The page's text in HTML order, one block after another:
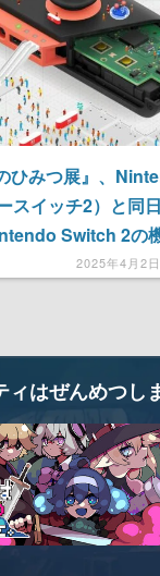
ひみつ展』、
スイッチ2）と同
Switch 2の
ら体感できる
2025年4月2
ィはぜんめつし